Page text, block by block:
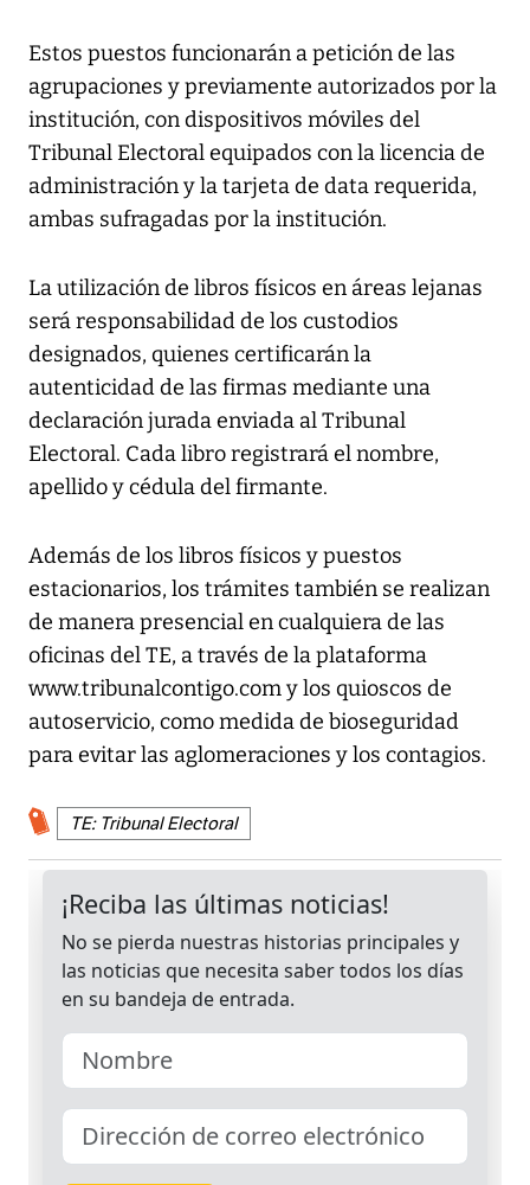
Estos puestos funcionarán a petición de las
agrupaciones y previamente autorizados por la
institución, con dispositivos móviles del
Tribunal Electoral equipados con la licencia de
administración y la tarjeta de data requerida,
ambas sufragadas por la institución.
La utilización de libros físicos en áreas lejanas
será responsabilidad de los custodios
designados, quienes certificarán la
autenticidad de las firmas mediante una
declaración jurada enviada al Tribunal
Electoral. Cada libro registrará el nombre,
apellido y cédula del firmante.
Además de los libros físicos y puestos
estacionarios, los trámites también se realizan
de manera presencial en cualquiera de las
oficinas del TE, a través de la plataforma
www.tribunalcontigo.com y los quioscos de
autoservicio, como medida de bioseguridad
para evitar las aglomeraciones y los contagios.
TE: Tribunal Electoral